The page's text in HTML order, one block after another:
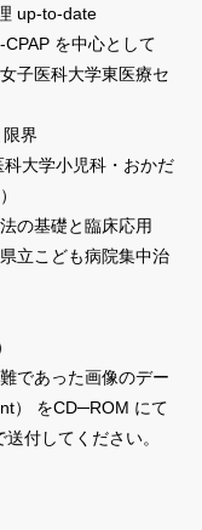
up-to-date
を中心として
子医科大学東医療セ
界
大学小児科・おかだ
の基礎と臨床応用
立こども病院集中治
であった画像のデー
） をCD─ROM にて
付してください。